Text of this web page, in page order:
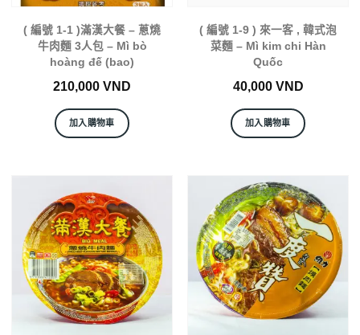
( 編號 1-1 )滿漢大餐 – 蔥燒
牛肉麵 3人包 – Mì bò
hoàng đế (bao)
210,000 VND
加入購物車
( 編號 1-9 ) 來一客 , 韓式泡
菜麵 – Mì kim chi Hàn
Quốc
40,000 VND
加入購物車